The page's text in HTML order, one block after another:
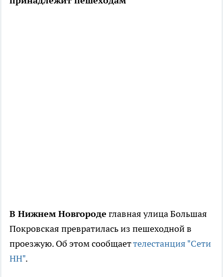
В Нижнем Новгороде главная улица Большая
Покровская превратилась из пешеходной в
проезжую. Об этом сообщаеттелестанция "Сети
НН".